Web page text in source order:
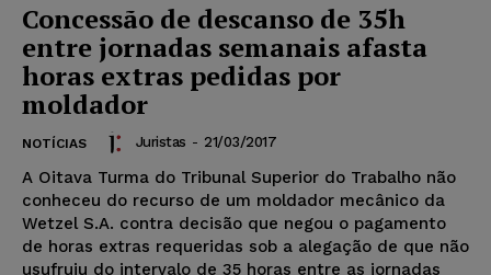
Concessão de descanso de 35h
entre jornadas semanais afasta
horas extras pedidas por
moldador
NOTÍCIAS Juristas - 21/03/2017
A Oitava Turma do Tribunal Superior do Trabalho não
conheceu do recurso de um moldador mecânico da
Wetzel S.A. contra decisão que negou o pagamento
de horas extras requeridas sob a alegação de que não
usufruiu do intervalo de 35 horas entre as jornadas